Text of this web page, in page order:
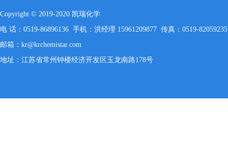
Copyright © 2019-2020 凯瑞化学
电 话：0519-86896136 手机：洪经理 15961209877 传真：0519-82059235
邮箱：kr@krchemistar.com
地址：江苏省常州钟楼经济开发区玉龙南路178号